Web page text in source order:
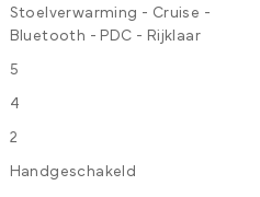
Stoelverwarming - Cruise -
Bluetooth - PDC - Rijklaar
5
4
2
Handgeschakeld